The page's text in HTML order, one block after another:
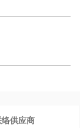
络供应商